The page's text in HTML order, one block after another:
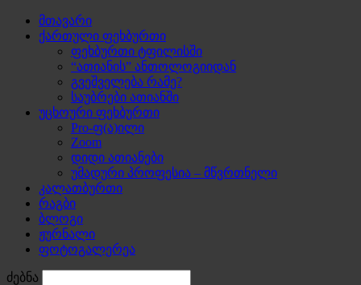
მთავარი
ქართული ფეხბურთი
ფეხბურთი ტფილისში
“ათიანის” ანთოლოგიიდან
გვეშველება რამე?
საუბრები ათიანში
უცხოური ფეხბურთი
Pro-ფ(ა)ილი
Zoom
დიდი ათიანები
უმადური პროფესია – მწვრთნელი
კალათბურთი
რაგბი
ბლოგი
ჟურნალი
ფოტოგალერეა
ძებნა